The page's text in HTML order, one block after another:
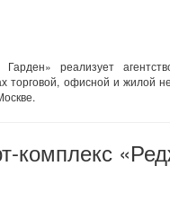
реализует
торговой, офисной и жилой
комплекс